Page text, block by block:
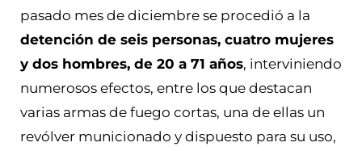
pasado mes de diciembre se procedió a la
detención de seis personas, cuatro mujeres
y dos hombres, de 20 a 71 años, interviniendo
numerosos efectos, entre los que destacan
varias armas de fuego cortas, una de ellas un
revólver municionado y dispuesto para su uso,